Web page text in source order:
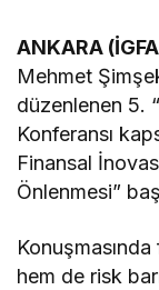
ANKARA
Mehmet
düzenlenen 5.
Konferansı
Finansal
Önlenmesi”
hem de risk